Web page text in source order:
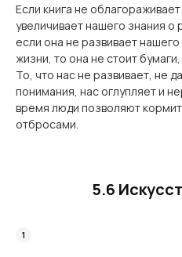
Если книга не
увеличивает нашего знания о
если она не развивает
жизни, то она не стоит
То, что нас не развивает, не
понимания, нас оглупляет и
время люди позволяют
отбросами.
5.6